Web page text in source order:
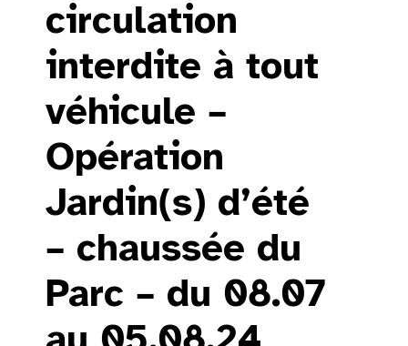
circulation
interdite à tout
véhicule –
Opération
Jardin(s) d’été
– chaussée du
Parc – du 08.07